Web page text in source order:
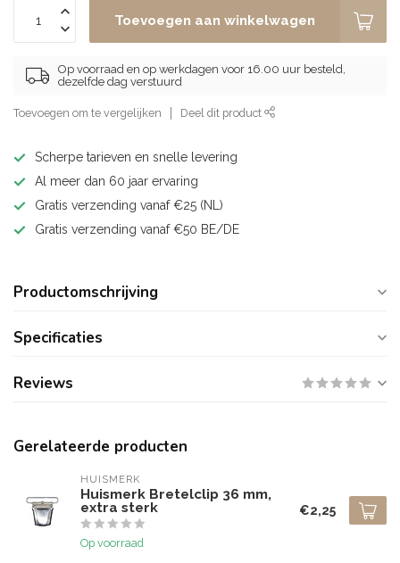
Toevoegen aan winkelwagen
Op voorraad en op werkdagen voor 16.00 uur besteld,
dezelfde dag verstuurd
Toevoegen om te vergelijken Deel dit product
Scherpe tarieven en snelle levering
Al meer dan 60 jaar ervaring
Gratis verzending vanaf €25 (NL)
Gratis verzending vanaf €50 BE/DE
Productomschrijving
Specificaties
Reviews
Gerelateerde producten
HUISMERK
Huismerk Bretelclip 36 mm,
extra sterk
Op voorraad
€2,25